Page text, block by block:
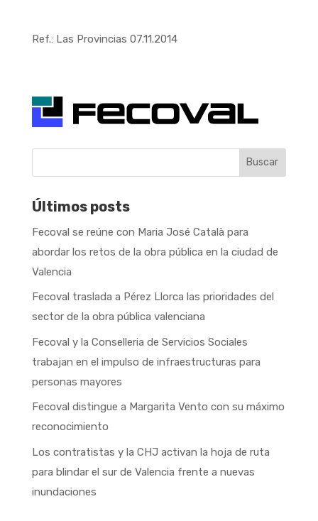
Ref.: Las Provincias 07.11.2014
Buscar
Últimos posts
Fecoval se reúne con Maria José Català para
abordar los retos de la obra pública en la ciudad de
Valencia
Fecoval traslada a Pérez Llorca las prioridades del
sector de la obra pública valenciana
Fecoval y la Conselleria de Servicios Sociales
trabajan en el impulso de infraestructuras para
personas mayores
Fecoval distingue a Margarita Vento con su máximo
reconocimiento
Los contratistas y la CHJ activan la hoja de ruta
para blindar el sur de Valencia frente a nuevas
inundaciones